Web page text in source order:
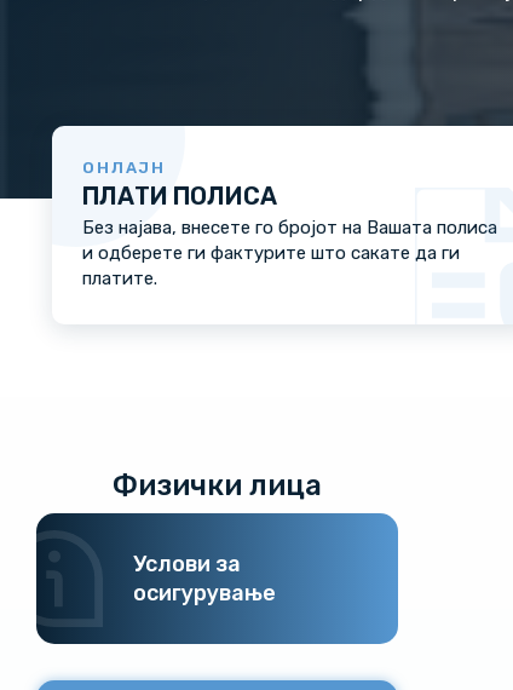
ОНЛАЈН
ПЛАТИ ПОЛИСА
Без најава, внесете го бројот на Вашата полиса
и одберете ги фактурите што сакате да ги
платите.
Физички лица
Услови за
осигурување